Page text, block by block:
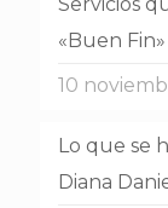
«Buen Fin»
10
Lo que se
Diana